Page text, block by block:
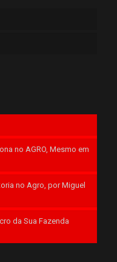
no AGRO, Mesmo em
no Agro, por Miguel
da Sua Fazenda